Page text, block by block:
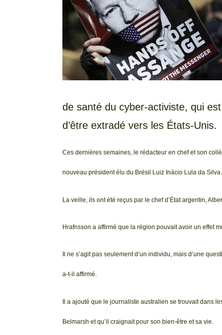
de santé du cyber-activiste, qui
d’être extradé vers les États-Unis.
Ces dernières semaines, le rédacteur en chef et son
nouveau président élu du Brésil Luiz Inácio Lula da Silva.
La veille, ils ont été reçus par le chef d’État argentin,
Hrafnsson a affirmé que la région pouvait avoir un effet
Il ne s’agit pas seulement d’un individu, mais d’une
a-t-il affirmé.
Il a ajouté que le journaliste australien se trouvait dans
Belmarsh et qu’il craignait pour son bien-être et sa vie.